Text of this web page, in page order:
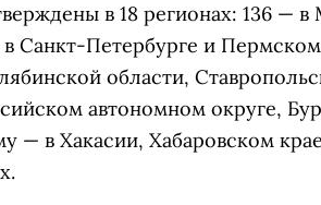
в 18 регионах: 136 —
Санкт-Петербурге и
области,
автономном округе,
— в Хакасии, Хабаровском